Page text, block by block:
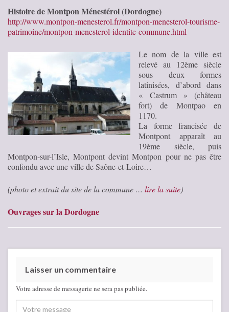
Histoire de Montpon Ménestérol (Dordogne)
http://www.montpon-menesterol.fr/montpon-menesterol-tourisme-
patrimoine/montpon-menesterol-identite-commune.html
Le nom de la ville est
relevé au 12ème siècle
sous deux formes
latinisées, d’abord dans
« Castrum » (château
fort) de Montpao en
1170.
La forme francisée de
Montpont apparaît au
19ème siècle, puis
Montpon-sur-l’Isle, Montpont devint Montpon pour ne pas être
confondu avec une ville de Saône-et-Loire…
(photo et extrait du site de la commune … lire la suite)
Ouvrages sur la Dordogne
Laisser un commentaire
Votre adresse de messagerie ne sera pas publiée.